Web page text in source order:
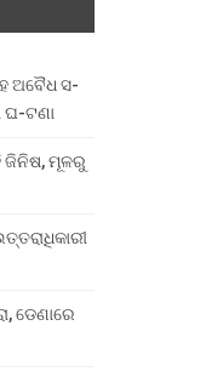
ଅବୈଧ ସ-
ଘ-ଟଣା
ଜିନିଷ, ମୂଳରୁ
ଡେଣାରେ